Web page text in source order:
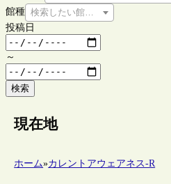
館種 検索したい館種を選択してください
投稿日
～
検索
現在地
ホーム»カレントアウェアネス-R